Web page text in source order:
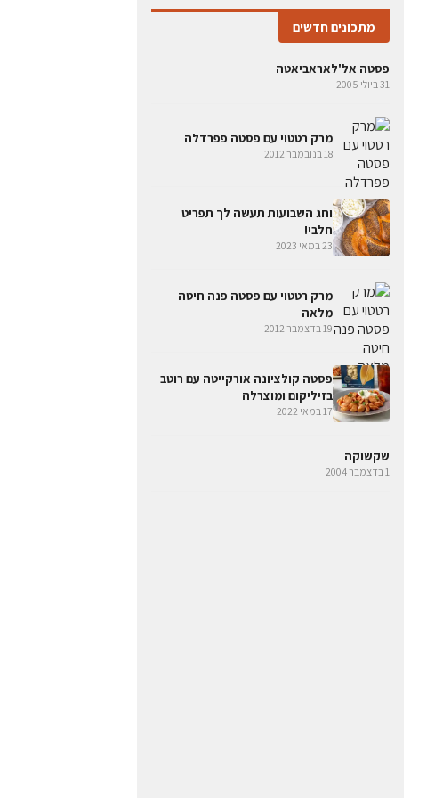
מתכונים חדשים
פסטה אל'לאראביאטה
31 ביולי 2005
מרק רטטוי עם פסטה פפרדלה
18 בנובמבר 2012
וחג השבועות תעשה לך תפריט
חלבי!
23 במאי 2023
מרק רטטוי עם פסטה פנה חיטה
מלאה
19 בדצמבר 2012
פסטה קולציונה אורקייטה עם רוטב
בזיליקום ומוצרלה
17 במאי 2022
שקשוקה
1 בדצמבר 2004